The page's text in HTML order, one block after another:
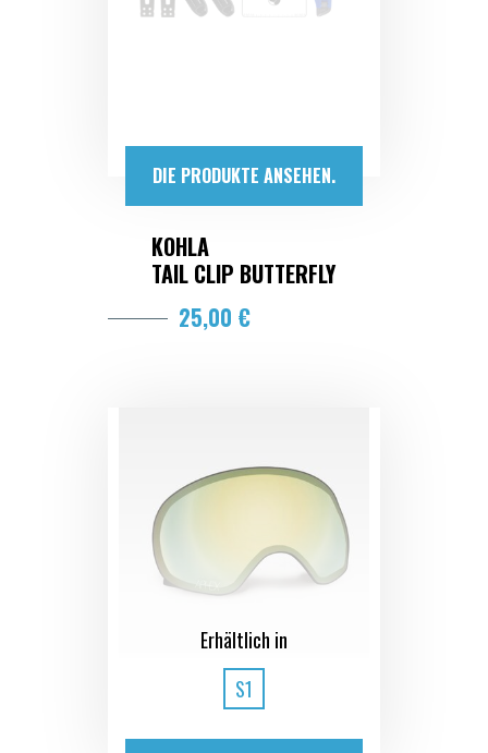
DIE PRODUKTE ANSEHEN.
KOHLA
TAIL CLIP BUTTERFLY
25,00 €
Erhältlich in
S1